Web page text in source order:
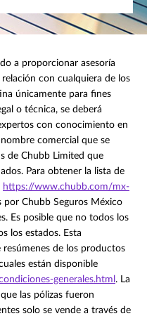
a proporcionar asesoría
con cualquiera de los
únicamente para fines
o técnica, se deberá
con conocimiento en
comercial que se
de Chubb Limited que
Para obtener la lista de
https://www.chubb.com/mx-
por Chubb Seguros México
Es posible que no todos los
los estados. Esta
de los productos
están disponible
generales.html . La
las pólizas fueron
solo se vende a través de